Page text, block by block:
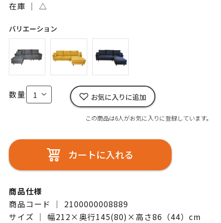
在庫 ｜ △
バリエーション
数量 お気に入りに追加
この商品は6人がお気に入りに登録しています。
カートに入れる
商品仕様
商品コード ｜ 2100000008889
サイズ ｜ 幅212×奥行145(80)×高さ86（44）cm